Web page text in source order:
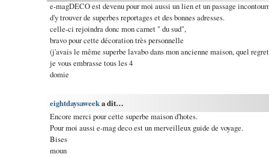
e-magDECO est devenu pour moi aussi un lien et un passage
d'y trouver de superbes reportages et des bonnes adresses.
celle-ci rejoindra donc mon carnet " du sud",
bravo pour cette décoration très personnelle
(j'avais le même superbe lavabo dans mon ancienne maison, quel
je vous embrasse tous les 4
domie
eightdaysaweeka dit…
Encore merci pour cette superbe maison d'hotes.
Pour moi aussi e-mag deco est un merveilleux guide de voyage.
Bises
moun